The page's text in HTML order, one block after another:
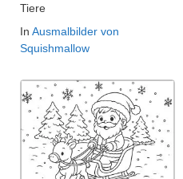
Tiere
In Ausmalbilder von
Squishmallow